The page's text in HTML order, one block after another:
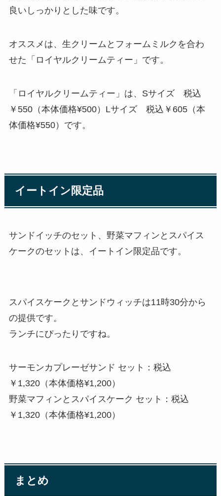
良いしっかりとした味です。
オススメは、生クリームとフォームミルクを合わ
せた「ロイヤルクリームティー」です。
「ロイヤルクリームティー」は、Sサイズ 税込
￥550（本体価格¥500）Lサイズ 税込￥605（本
体価格¥550）です。
イートイン限定品
サンドイッチのセット、野菜マフィンとスパイス
ケークのセットは、イートイン限定品です。
スパイスケークとサンドウィッチは11時30分から
の提供です。
ランチにぴったりですね。
サーモンカプレーゼサンド セット：税込
￥1,320（本体価格¥1,200）
野菜マフィンとスパイスケーク セット：税込
￥1,320（本体価格¥1,200）
まとめ